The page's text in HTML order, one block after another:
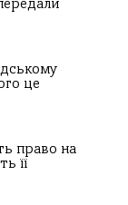
це
право на
її